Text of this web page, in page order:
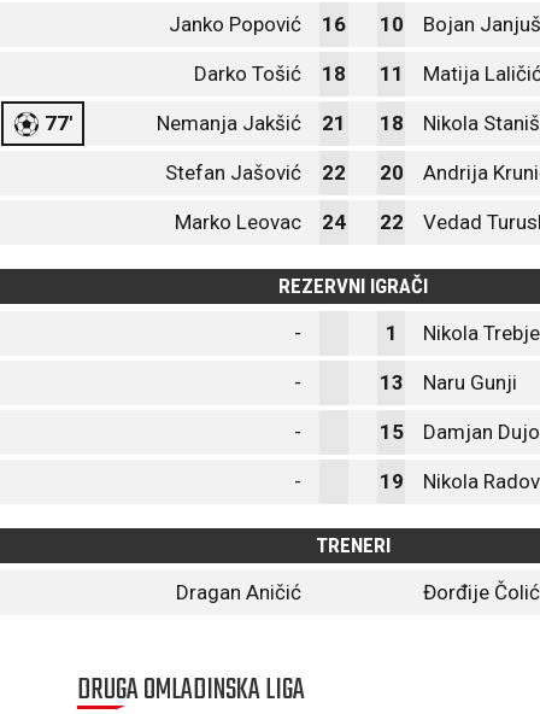
Janko Popović 16 10 Bojan
Darko Tošić 18 11 Matija
77' Nemanja Jakšić 21 18 Nikola
Stefan Jašović 22 20 Andrija
Marko Leovac 24 22 Vedad
REZERVNI IGRAČI
-
1 Nikola
- 13 Naru Gunji
- 15 Damjan
- 19 Nikola
TRENERI
Dragan Aničić
Đorđije Čolić
DRUGA OMLADINSKA LIGA